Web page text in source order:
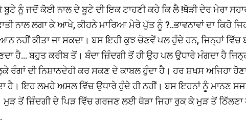
ਨੂੰ ਜਦੋਂ ਕੋਈ ਨਾਲ ਦੇ ਬੂਟੇ ਦੀ ਇਕ ਟਾਹਣੀ ਕਹੇ ਕਿ ਲੈ !ਥੋੜੀ ਦੇਰ ਮੇਰਾ
ਨਾਲ ਲਗਾ ਕੇ ਆਖੇ, ਕੀਹਨੇ ਮਾਰਿਆ ਮੇਰੇ ਪੁੱਤ ਨੂੰ ?..ਭਾਵਨਾਵਾਂ ਦਾ ਕਿਹੋ
ਕੀਤਾ ਜਾ ਸਕਦਾ। ਬਸ ਇਹੀ ਕੁਝ ਚੋਣਵੇਂ ਪਲ ਹੁੰਦੇ ਹਨ, ਜਿਨ੍ਹਾਂ ਵਿੱਚ
ਹੈ... ਬਹੁਤ ਕਰੀਬ ਤੋਂ। ਬੰਦਾ ਜ਼ਿੰਦਗੀ ਤੋਂ ਹੀ ਉਹ ਪਲ ਉਧਾਰੇ ਮੰਗਦਾ ਹੈ
ਰੰਗਾਂ ਦੀ ਨਿਸ਼ਾਨਦੇਹੀ ਕਰ ਸਕਣ ਦੇ ਕਾਬਲ ਹੁੰਦਾ ਹੈ। ਹਰ ਸ਼ਖਸ ਅਜਿਹਾ
ਹੈ। ਇਹ ਲਮਹੇ ਅਸਲ ਵਿੱਚ ਉਧਾਰੇ ਹੁੰਦੇ ਹੀ ਨਹੀਂ। ਬਸ ਇਹਨਾਂ ਨੂੰ ਮਾਨਣ
ਮੁੜ ਤੋਂ ਜ਼ਿੰਦਗੀ ਦੇ ਪਿੜ ਵਿੱਚ ਗਰਜਣ ਲਈ ਥੋੜਾ ਜਿਹਾ ਰੁਕ ਕੇ ਮੁੜ ਤੋਂ ਠਿੱਲਣਾ